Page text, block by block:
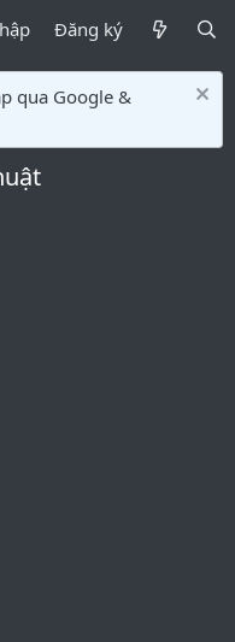
Đăng ký
qua Google &